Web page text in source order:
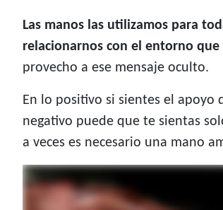
Las manos las utilizamos para
relacionarnos con el entorno que
provecho a ese mensaje oculto.
En lo positivo si sientes el apoyo
negativo puede que te sientas
a veces es necesario una mano